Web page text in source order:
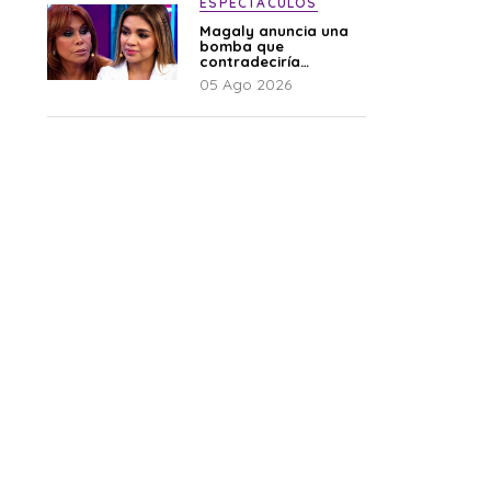
Magaly anuncia una
bomba que
contradeciría
comunicado de La
Bella Luz: “Hay un
05 Ago 2026